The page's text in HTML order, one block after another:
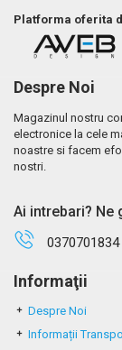
Platforma oferita
Despre Noi
Magazinul nostru
electronice la cele
noastre si facem
nostri.
Ai intrebari? Ne
0370701834
Informaţii
Despre Noi
Informații